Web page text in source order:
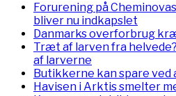
Forurening på
bliver nu indkapslet
Danmarks overforbrug
Træt af larven fra
af larverne
Butikkerne kan spare
Havisen i Arktis smelter